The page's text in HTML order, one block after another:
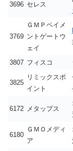
3696 セレス
3769
ＧＭＰペイメ
ントゲートウ
ェイ
3807 フィスコ
3825
リミックスポ
イント
6172 メタップス
6180
ＧＭＯメディ
ア